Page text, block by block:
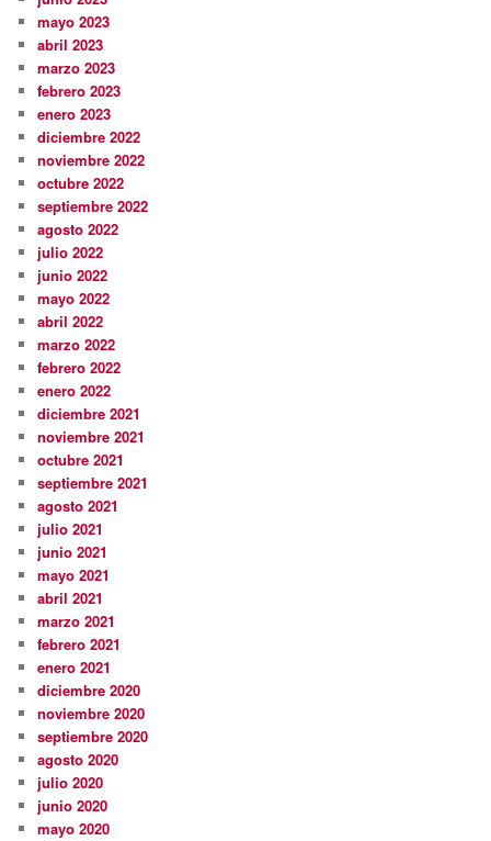
mayo 2023
abril 2023
marzo 2023
febrero 2023
enero 2023
diciembre 2022
noviembre 2022
octubre 2022
septiembre 2022
agosto 2022
julio 2022
junio 2022
mayo 2022
abril 2022
marzo 2022
febrero 2022
enero 2022
diciembre 2021
noviembre 2021
octubre 2021
septiembre 2021
agosto 2021
julio 2021
junio 2021
mayo 2021
abril 2021
marzo 2021
febrero 2021
enero 2021
diciembre 2020
noviembre 2020
septiembre 2020
agosto 2020
julio 2020
junio 2020
mayo 2020